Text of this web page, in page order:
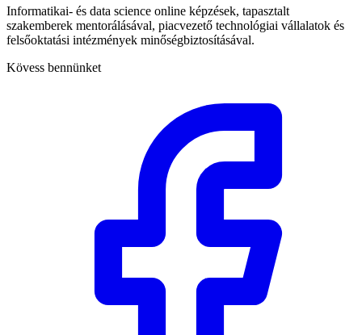
Informatikai- és data science online képzések, tapasztalt
szakemberek mentorálásával, piacvezető technológiai vállalatok és
felsőoktatási intézmények minőségbiztosításával.
Kövess bennünket